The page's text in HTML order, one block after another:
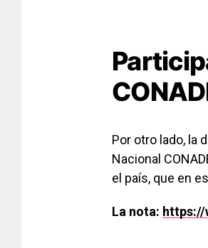
Por otro lado, la
Nacional
el país, que en
La nota: https://